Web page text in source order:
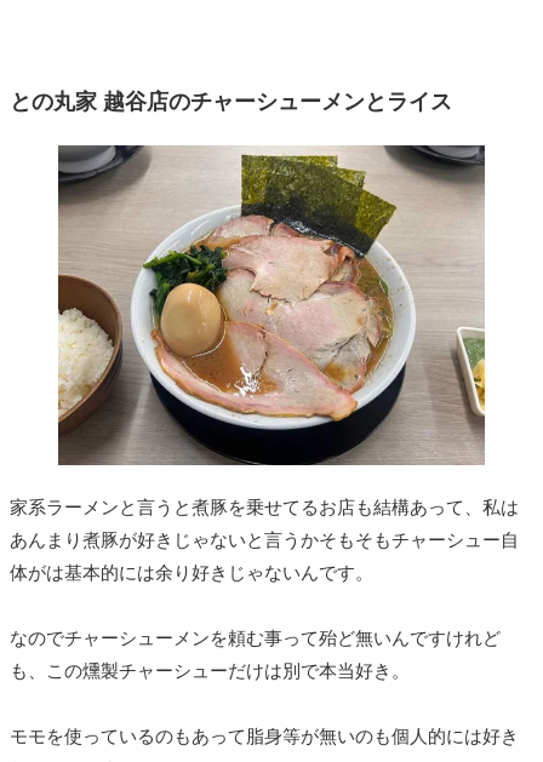
との丸家 越谷店のチャーシューメンとライス
家系ラーメンと言うと煮豚を乗せてるお店も結構あって、私は
あんまり煮豚が好きじゃないと言うかそもそもチャーシュー自
体がは基本的には余り好きじゃないんです。
なのでチャーシューメンを頼む事って殆ど無いんですけれど
も、この燻製チャーシューだけは別で本当好き。
モモを使っているのもあって脂身等が無いのも個人的には好き